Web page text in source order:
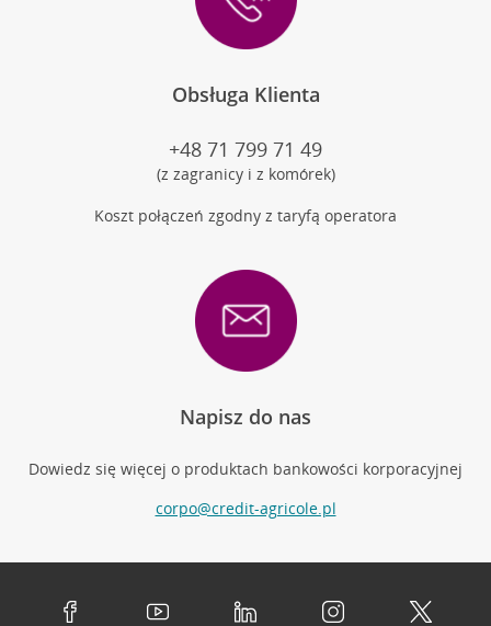
Obsługa Klienta
+48 71 799 71 49
(z zagranicy i z komórek)
Koszt połączeń zgodny z taryfą operatora
Napisz do nas
Dowiedz się więcej o produktach bankowości korporacyjnej
corpo@credit-agricole.pl